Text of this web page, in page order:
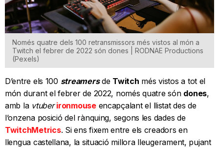
Només quatre dels 100 retransmissors més vistos al món a
Twitch el febrer de 2022 són dones | RODNAE Productions
(Pexels)
D’entre els 100 streamersde Twitch més vistos a tot el
món durant el febrer de 2022, només quatre són dones,
amb la vtuberironmouseencapçalant el llistat des de
l’onzena posició del rànquing, segons les dades de
TwitchMetrics. Si ens fixem entre els creadors en
llengua castellana, la situació millora lleugerament, pujant